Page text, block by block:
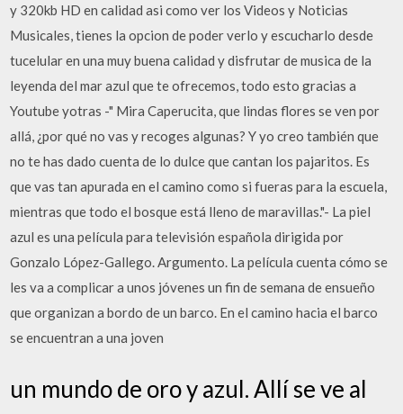
y 320kb HD en calidad asi como ver los Videos y Noticias
Musicales, tienes la opcion de poder verlo y escucharlo desde
tucelular en una muy buena calidad y disfrutar de musica de la
leyenda del mar azul que te ofrecemos, todo esto gracias a
Youtube yotras -" Mira Caperucita, que lindas flores se ven por
allá, ¿por qué no vas y recoges algunas? Y yo creo también que
no te has dado cuenta de lo dulce que cantan los pajaritos. Es
que vas tan apurada en el camino como si fueras para la escuela,
mientras que todo el bosque está lleno de maravillas."- La piel
azul es una película para televisión española dirigida por
Gonzalo López-Gallego. Argumento. La película cuenta cómo se
les va a complicar a unos jóvenes un fin de semana de ensueño
que organizan a bordo de un barco. En el camino hacia el barco
se encuentran a una joven
un mundo de oro y azul. Allí se ve al